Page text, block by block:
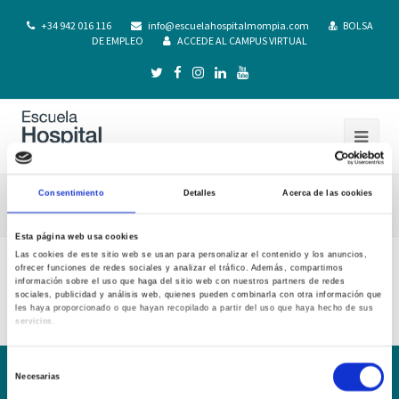
Consentimiento Detalles Acerca de las cookies
Esta página web usa cookies
Las cookies de este sitio web se usan para personalizar el contenido y los anuncios,
ofrecer funciones de redes sociales y analizar el tráfico. Además, compartimos
información sobre el uso que haga del sitio web con nuestros partners de redes
sociales, publicidad y análisis web, quienes pueden combinarla con otra información que
les haya proporcionado o que hayan recopilado a partir del uso que haya hecho de sus
servicios.
Necesarias
+34 942 016 116 info@escuelahospitalmompia.com
BOLSA
DE EMPLEO
ACCEDE AL CAMPUS VIRTUAL
Guia Docente Enf. Materno-Infantil 21-22
Guia Docente Enf. Materno-Infantil 21-22